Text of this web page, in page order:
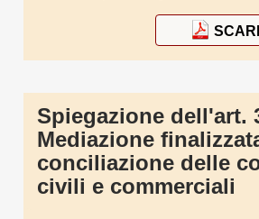
Spiegazione dell'art.
Mediazione
conciliazione delle
civili e commerciali